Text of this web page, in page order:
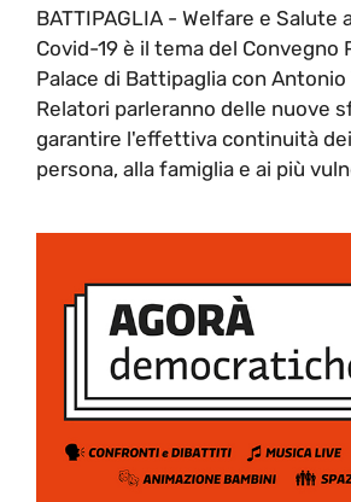
BATTIPAGLIA - Welfare e Salute
Covid-19 è il tema del Convegno
Palace di Battipaglia con
Relatori parleranno delle nuove
garantire l'effettiva continuità
persona, alla famiglia e ai più